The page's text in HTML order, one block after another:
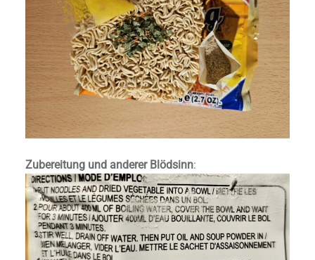
Zubereitung und anderer Blödsinn: